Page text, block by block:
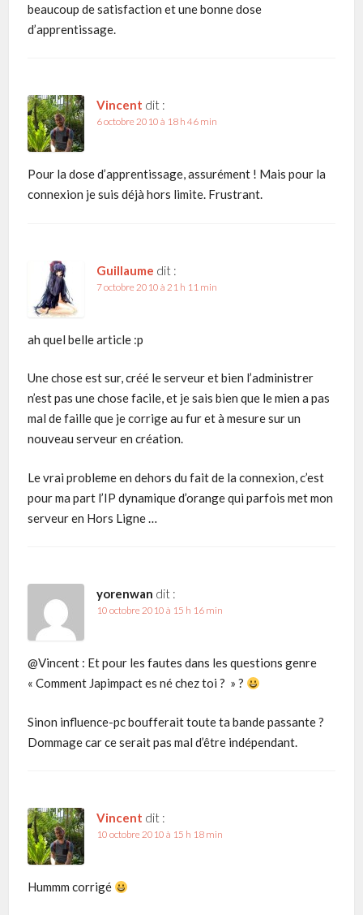
beaucoup de satisfaction et une bonne dose
d’apprentissage.
Vincent dit :
6 octobre 2010 à 18 h 46 min
Pour la dose d’apprentissage, assurément ! Mais pour la
connexion je suis déjà hors limite. Frustrant.
Guillaume dit :
7 octobre 2010 à 21 h 11 min
ah quel belle article :p
Une chose est sur, créé le serveur et bien l’administrer
n’est pas une chose facile, et je sais bien que le mien a pas
mal de faille que je corrige au fur et à mesure sur un
nouveau serveur en création.
Le vrai probleme en dehors du fait de la connexion, c’est
pour ma part l’IP dynamique d’orange qui parfois met mon
serveur en Hors Ligne …
yorenwan dit :
10 octobre 2010 à 15 h 16 min
@Vincent : Et pour les fautes dans les questions genre
« Comment Japimpact es né chez toi ? » ?
Sinon influence-pc boufferait toute ta bande passante ?
Dommage car ce serait pas mal d’être indépendant.
Vincent dit :
10 octobre 2010 à 15 h 18 min
Hummm corrigé